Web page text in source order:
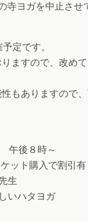
寺ヨガを中止させ
定です。
ますので、改め
もありますので
午後８時～
ット購入で割引有
生
いハタヨガ